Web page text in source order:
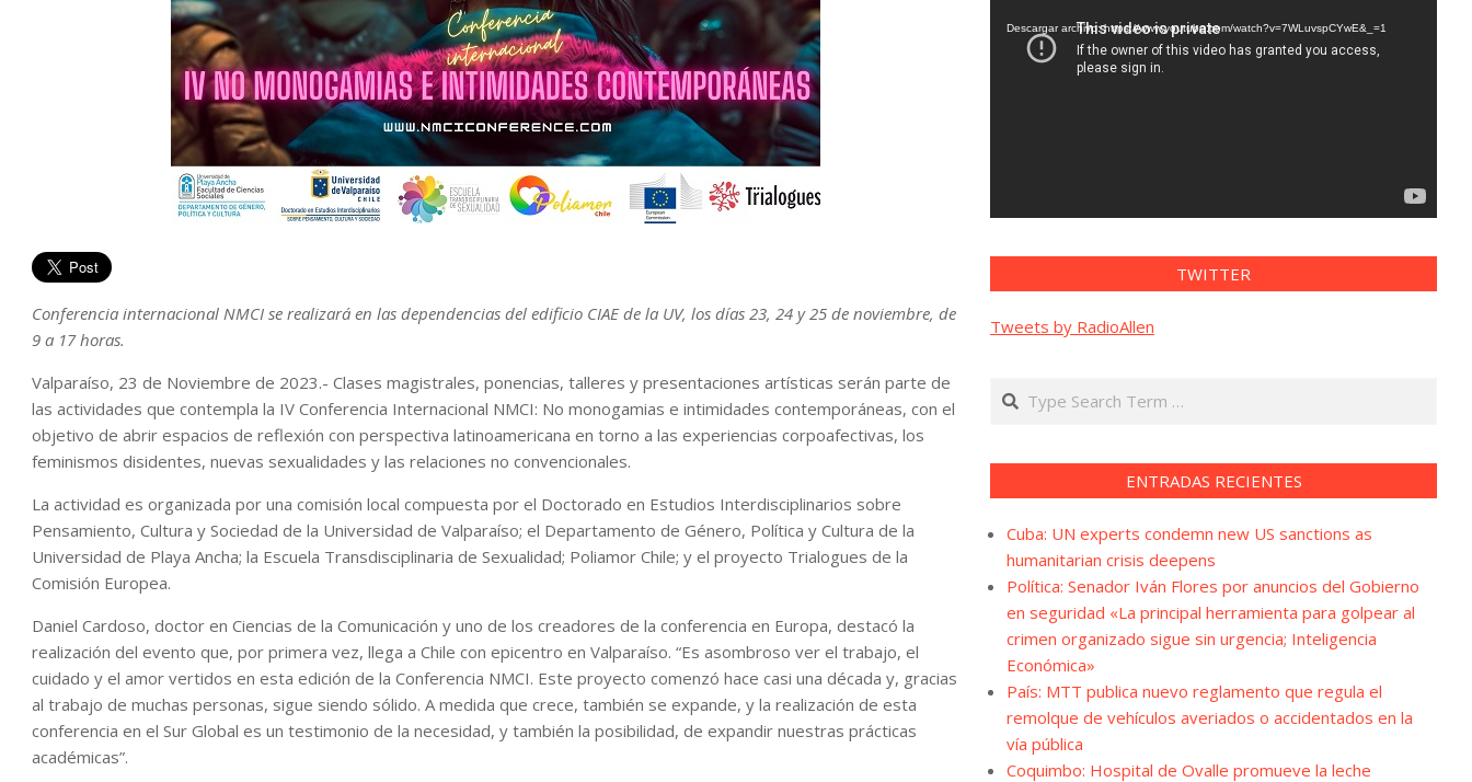
Conferencia internacional NMCI se realizará en las dependencias del edificio CIAE de la UV, los días 23, 24 y 25 de noviembre, de
9 a 17 horas.
Valparaíso, 23 de Noviembre de 2023.- Clases magistrales, ponencias, talleres y presentaciones artísticas serán parte de
las actividades que contempla la IV Conferencia Internacional NMCI: No monogamias e intimidades contemporáneas, con el
objetivo de abrir espacios de reflexión con perspectiva latinoamericana en torno a las experiencias corpoafectivas, los
feminismos disidentes, nuevas sexualidades y las relaciones no convencionales.
La actividad es organizada por una comisión local compuesta por el Doctorado en Estudios Interdisciplinarios sobre
Pensamiento, Cultura y Sociedad de la Universidad de Valparaíso; el Departamento de Género, Política y Cultura de la
Universidad de Playa Ancha; la Escuela Transdisciplinaria de Sexualidad; Poliamor Chile; y el proyecto Trialogues de la
Comisión Europea.
Daniel Cardoso, doctor en Ciencias de la Comunicación y uno de los creadores de la conferencia en Europa, destacó la
realización del evento que, por primera vez, llega a Chile con epicentro en Valparaíso. “Es asombroso ver el trabajo, el
cuidado y el amor vertidos en esta edición de la Conferencia NMCI. Este proyecto comenzó hace casi una década y, gracias
al trabajo de muchas personas, sigue siendo sólido. A medida que crece, también se expande, y la realización de esta
conferencia en el Sur Global es un testimonio de la necesidad, y también la posibilidad, de expandir nuestras prácticas
académicas”.
vídeo
Descargar archivo: https://www.youtube.com/watch?v=7WLuvspCYwE&_=1
TWITTER
Tweets by RadioAllen
Search
ENTRADAS RECIENTES
Cuba: UN experts condemn new US sanctions as
humanitarian crisis deepens
Política: Senador Iván Flores por anuncios del Gobierno
en seguridad «La principal herramienta para golpear al
crimen organizado sigue sin urgencia; Inteligencia
Económica»
País: MTT publica nuevo reglamento que regula el
remolque de vehículos averiados o accidentados en la
vía pública
Coquimbo: Hospital de Ovalle promueve la leche